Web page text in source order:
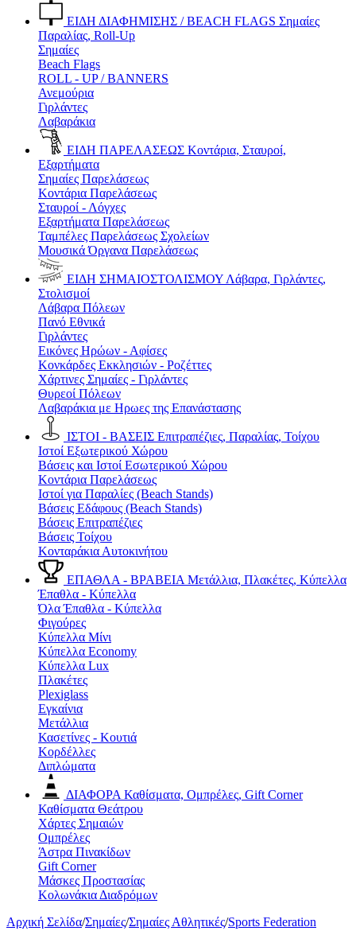
ΕΙΔΗ ΔΙΑΦΗΜΙΣΗΣ / BEACH FLAGS Σημαίες
Παραλίας, Roll-Up
Σημαίες
Beach Flags
ROLL - UP / BANNERS
Ανεμούρια
Γιρλάντες
Λαβαράκια
ΕΙΔΗ ΠΑΡΕΛΑΣΕΩΣ Κοντάρια, Σταυροί,
Εξαρτήματα
Σημαίες Παρελάσεως
Κοντάρια Παρελάσεως
Σταυροί - Λόγχες
Εξαρτήματα Παρελάσεως
Ταμπέλες Παρελάσεως Σχολείων
Μουσικά Όργανα Παρελάσεως
ΕΙΔΗ ΣΗΜΑΙΟΣΤΟΛΙΣΜΟΥ Λάβαρα, Γιρλάντες,
Στολισμοί
Λάβαρα Πόλεων
Πανό Εθνικά
Γιρλάντες
Εικόνες Ηρώων - Αφίσες
Κονκάρδες Εκκλησιών - Ροζέττες
Χάρτινες Σημαίες - Γιρλάντες
Θυρεοί Πόλεων
Λαβαράκια με Ηρωες της Επανάστασης
ΙΣΤΟΙ - ΒΑΣΕΙΣ Επιτραπέζιες, Παραλίας, Τοίχου
Ιστοί Εξωτερικού Χώρου
Βάσεις και Ιστοί Εσωτερικού Χώρου
Κοντάρια Παρελάσεως
Ιστοί για Παραλίες (Beach Stands)
Βάσεις Εδάφους (Beach Stands)
Βάσεις Επιτραπέζιες
Βάσεις Τοίχου
Κονταράκια Αυτοκινήτου
ΕΠΑΘΛΑ - ΒΡΑΒΕΙΑ Μετάλλια, Πλακέτες, Κύπελλα
Έπαθλα - Κύπελλα
Όλα Έπαθλα - Κύπελλα
Φιγούρες
Κύπελλα Μίνι
Κύπελλα Economy
Κύπελλα Lux
Πλακέτες
Plexiglass
Εγκαίνια
Μετάλλια
Κασετίνες - Κουτιά
Κορδέλλες
Διπλώματα
ΔΙΑΦΟΡΑ Καθίσματα, Ομπρέλες, Gift Corner
Καθίσματα Θεάτρου
Χάρτες Σημαιών
Ομπρέλες
Άστρα Πινακίδων
Gift Corner
Μάσκες Προστασίας
Κολωνάκια Διαδρόμων
Αρχική Σελίδα/Σημαίες/Σημαίες Αθλητικές/Sports Federation